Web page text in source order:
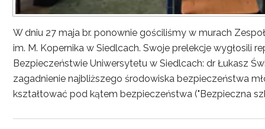
W dniu 27 maja br. ponownie gościliśmy w murach
im. M. Kopernika w Siedlcach. Swoje prelekcje wygłosili
Bezpieczeństwie Uniwersytetu w Siedlcach: dr Łukasz
zagadnienie najbliższego środowiska bezpieczeństwa
kształtować pod kątem bezpieczeństwa ("Bezpieczna